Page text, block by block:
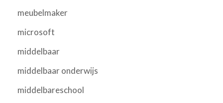
meubelmaker
microsoft
middelbaar
middelbaar onderwijs
middelbareschool